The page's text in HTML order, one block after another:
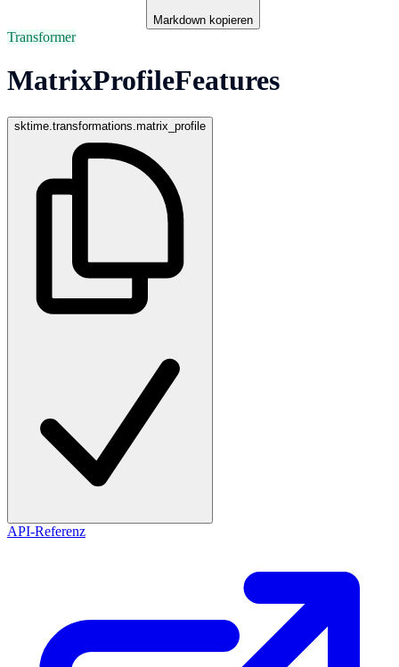
Markdown kopieren
Transformer
MatrixProfileFeatures
sktime.transformations.matrix_profile
API-Referenz